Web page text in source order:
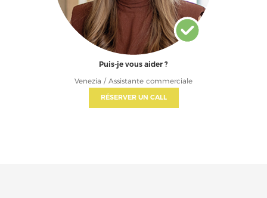
Puis-je vous aider ?
Venezia / Assistante commerciale
RÉSERVER UN CALL